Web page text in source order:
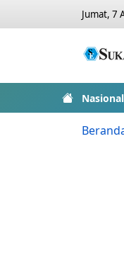
Jumat, 7
Nasional